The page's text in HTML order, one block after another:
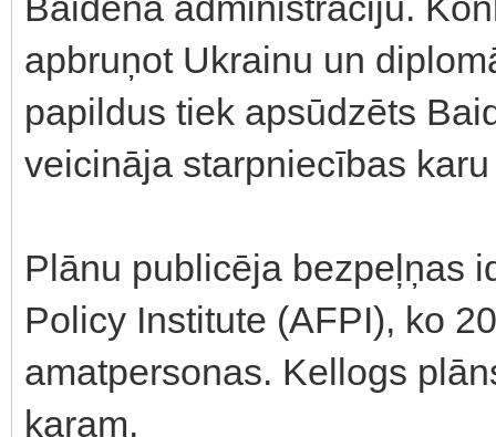
apbruņot Ukrainu un
papildus tiek apsūdzēts
veicināja starpniecības
Plānu publicēja bezpeļņas
Policy Institute (AFPI), ko
amatpersonas. Kellogs
karam.